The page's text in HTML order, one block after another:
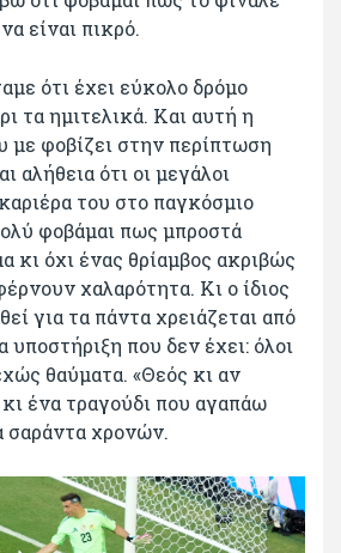
είναι πικρό.
ότι έχει εύκολο δρόμο
τα ημιτελικά. Και αυτή η
με φοβίζει στην περίπτωση
αλήθεια ότι οι μεγάλοι
του στο παγκόσμιο
φοβάμαι πως μπροστά
κι όχι ένας θρίαμβος ακριβώς
χαλαρότητα. Κι ο ίδιος
για τα πάντα χρειάζεται από
υποστήριξη που δεν έχει: όλοι
θαύματα. «Θεός κι αν
κι ένα τραγούδι που αγαπάω
σαράντα χρονών.